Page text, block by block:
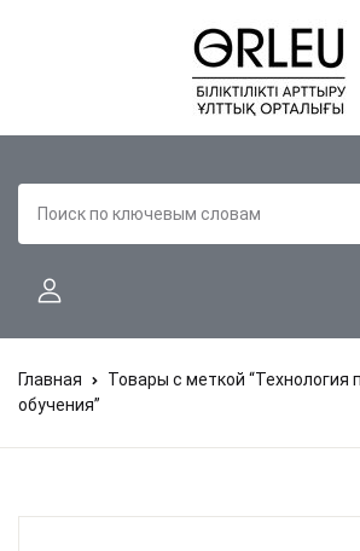
Главная
Товары с меткой “Технология
обучения”